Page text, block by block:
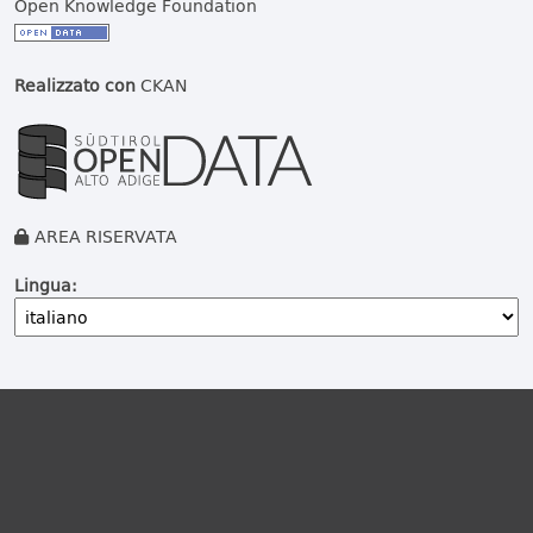
Open Knowledge Foundation
Realizzato conCKAN
AREA RISERVATA
Lingua